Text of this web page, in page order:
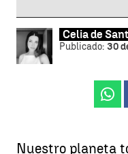
Celia de
Publicado: 30
Nuestro planeta